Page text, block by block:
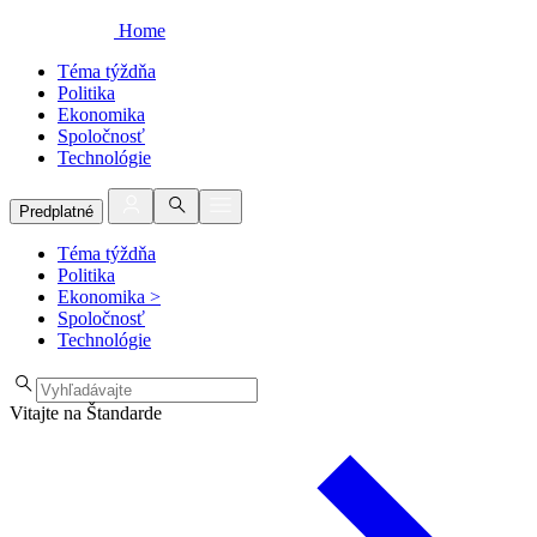
Home
Téma týždňa
Politika
Ekonomika
Spoločnosť
Technológie
Predplatné
Téma týždňa
Politika
Ekonomika >
Spoločnosť
Technológie
Vitajte na Štandarde